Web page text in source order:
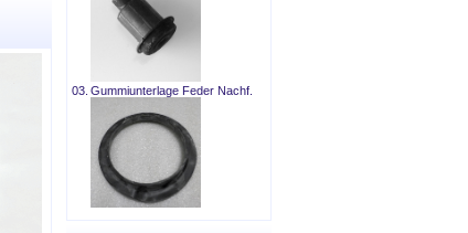
03. Gummiunterlage Feder Nachf.